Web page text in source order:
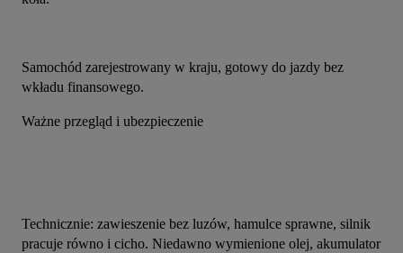
Samochód zarejestrowany w kraju, gotowy do jazdy bez
wkładu finansowego.
Ważne przegląd i ubezpieczenie
Technicznie: zawieszenie bez luzów, hamulce sprawne, silnik
pracuje równo i cicho. Niedawno wymienione olej, akumulator